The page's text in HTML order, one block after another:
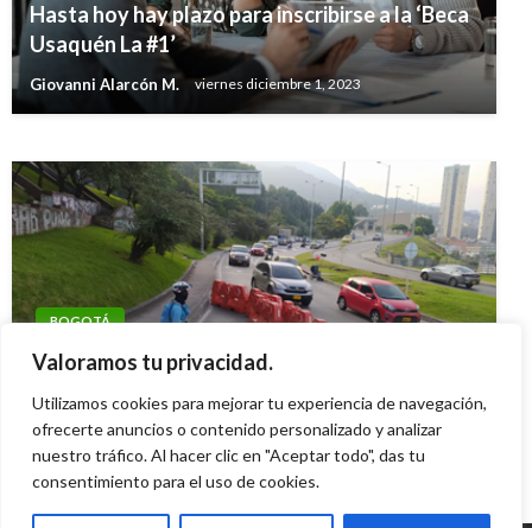
Valoramos tu privacidad.
Utilizamos cookies para mejorar tu experiencia de navegación,
ofrecerte anuncios o contenido personalizado y analizar
nuestro tráfico. Al hacer clic en "Aceptar todo", das tu
consentimiento para el uso de cookies.
Hasta hoy hay plazo para inscribirse a la ‘Beca
Usaquén La #1’
Giovanni Alarcón M. viernes diciembre 1, 2023
Duro golpe al contrabando de textiles y
cacharrería en Chapinero
BOGOTÁ
Por obras hay cierres en la Autopista Norte
Diana Becerra domingo febrero 4, 2024